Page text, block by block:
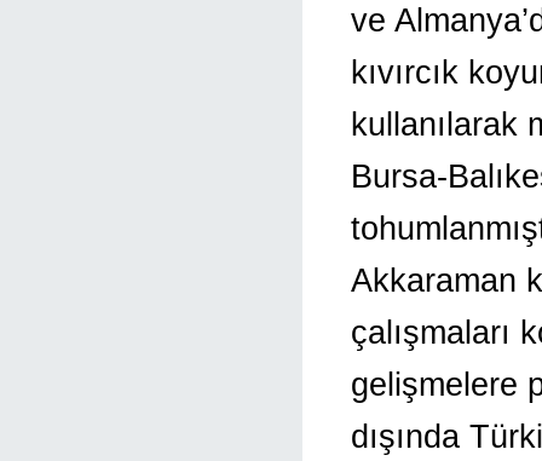
ve
kıvırcık
kullanılarak
Bursa-
Akkaraman
çalışmaları
gelişmelere
dışında